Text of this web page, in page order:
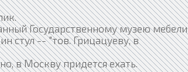
Государственному музею мебели
стул -- "тов. Грицацуеву, в
в Москву придется ехать.